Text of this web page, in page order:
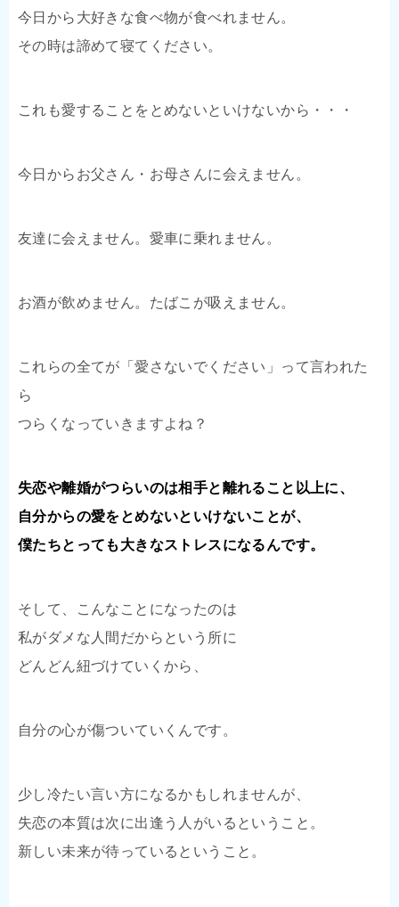
今日から大好きな食べ物が食べれません。
その時は諦めて寝てください。
これも愛することをとめないといけないから・・・
今日からお父さん・お母さんに会えません。
友達に会えません。愛車に乗れません。
お酒が飲めません。たばこが吸えません。
これらの全てが「愛さないでください」って言われた
ら
つらくなっていきますよね？
失恋や離婚がつらいのは相手と離れること以上に、
自分からの愛をとめないといけないことが、
僕たちとっても大きなストレスになるんです。
そして、こんなことになったのは
私がダメな人間だからという所に
どんどん紐づけていくから、
自分の心が傷ついていくんです。
少し冷たい言い方になるかもしれませんが、
失恋の本質は次に出逢う人がいるということ。
新しい未来が待っているということ。